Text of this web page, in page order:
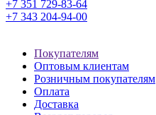
+7 351 729-83-64
+7 343 204-94-00
Покупателям
Оптовым клиентам
Розничным покупателям
Оплата
Доставка